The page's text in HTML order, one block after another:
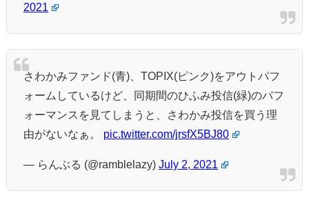
2021
さわかみファンド(青)、TOPIX(ピンク)をアウトパフ
ォームしているけど、同期間のひふみ投信(緑)のパフ
ォーマンスを見てしまうと、さわかみ投信を買う理
由がないなぁ。 pic.twitter.com/jrsfX5BJ80
— らんぶる (@ramblelazy) July 2, 2021